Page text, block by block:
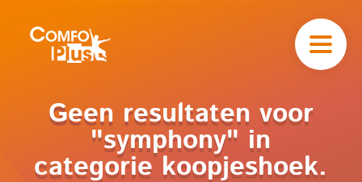
Home
Catalogus
Koopjeshoek
Geen resultaten voor
"symphony" in
categorie koopjeshoek.
navigatieComfoPlus